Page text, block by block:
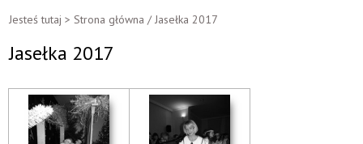
Jesteś tutaj >Strona główna /Jasełka 2017
Jasełka 2017